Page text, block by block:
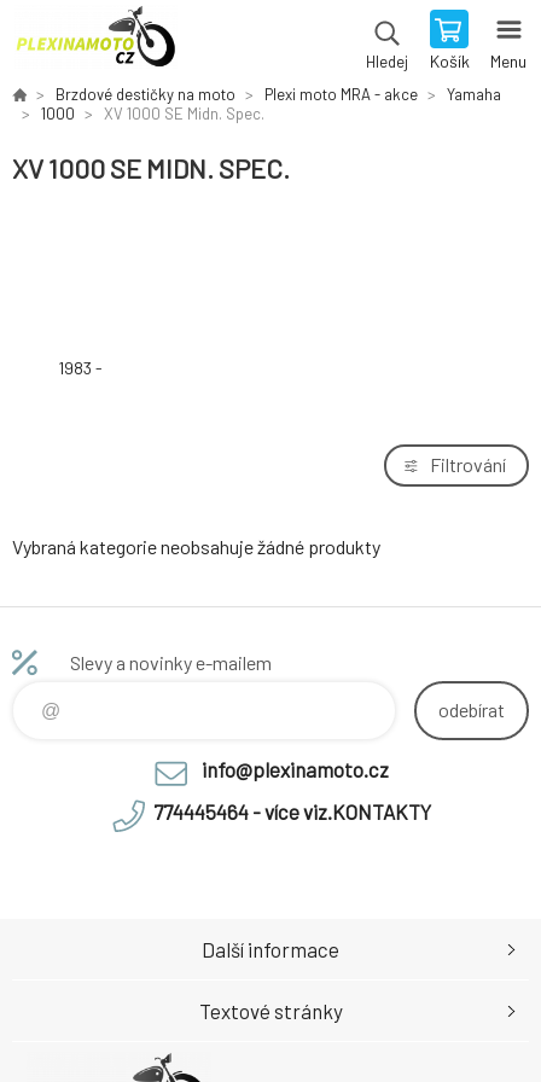
Hledej Košík Menu
Brzdové destičky na moto Plexi moto MRA - akce
Yamaha
1000
XV 1000 SE Midn. Spec.
XV 1000 SE MIDN. SPEC.
1983 -
Filtrování
Vybraná kategorie neobsahuje žádné produkty
Slevy a novinky e-mailem
odebírat
info@plexinamoto.cz
774445464 - více viz.KONTAKTY
Další informace
Textové stránky